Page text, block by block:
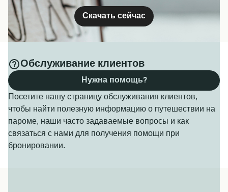
Скачать сейчас
Обслуживание клиентов
Посетите нашу страницу обслуживания клиентов,
чтобы найти полезную информацию о путешествии на
пароме, наши часто задаваемые вопросы и как
связаться с нами для получения помощи при
бронировании.
Нужна помощь?